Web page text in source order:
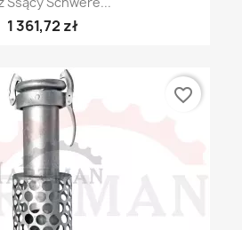
1 361,72 zł
favorite_border